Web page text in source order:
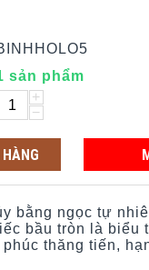
sản phẩm
+
−
bằng ngọc tự
bầu tròn là biểu
phúc thăng tiến,